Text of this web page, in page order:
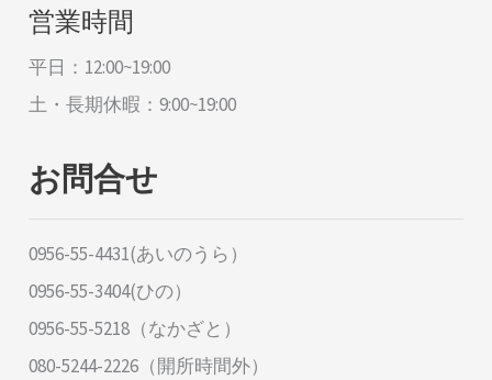
営業時間
平日：12:00~19:00
土・長期休暇：9:00~19:00
お問合せ
0956-55-4431(あいのうら）
0956-55-3404(ひの）
0956-55-5218（なかざと）
080-5244-2226（開所時間外）